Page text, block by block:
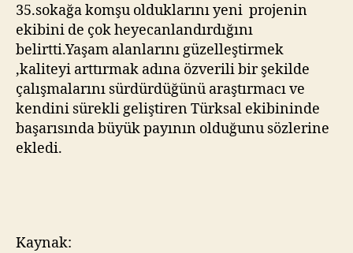
35.sokağa komşu olduklarını yeni projenin
ekibini de çok heyecanlandırdığını
belirtti.Yaşam alanlarını güzelleştirmek
,kaliteyi arttırmak adına özverili bir şekilde
çalışmalarını sürdürdüğünü araştırmacı ve
kendini sürekli geliştiren Türksal ekibininde
başarısında büyük payının olduğunu sözlerine
ekledi.
Kaynak: